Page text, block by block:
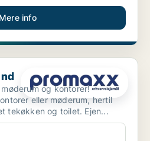
Mere info
og kontorer!
eller møderum, hertil
depot til IT/ server, eget tekøkken og toilet. Ejen...